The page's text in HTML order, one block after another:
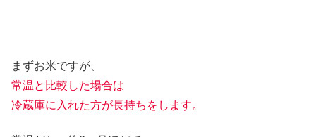
まずお米ですが、
常温と比較した場合は
冷蔵庫に入れた方が長持ちをします。